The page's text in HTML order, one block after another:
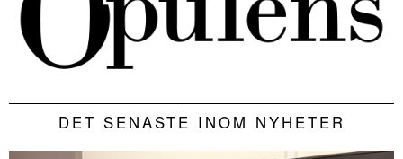
DET SENASTE INOM NYHETER